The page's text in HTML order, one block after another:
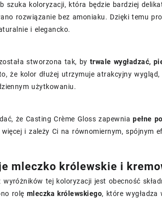
szuka koloryzacji, która będzie bardziej
rozwiązanie bez amoniaku. Dzięki temu
i elegancko.
stworzona tak, by trwale wygładzać,
że kolor dłużej utrzymuje atrakcyjny
użytkowaniu.
że Casting Crème Gloss zapewniapełne
i zależy Ci na równomiernym, spójnym
mleczko królewskie i
wyróżników tej koloryzacji jest obecność
rolę mleczka królewskiego, które wygładza